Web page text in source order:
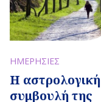
ΗΜΕΡΗΣΙΕΣ
Η αστρολογική
συμβουλή της